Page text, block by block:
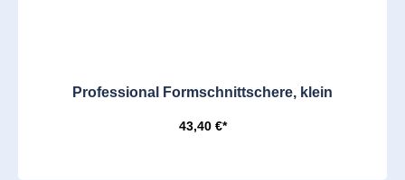
Professional Formschnittschere, klein
43,40 €*